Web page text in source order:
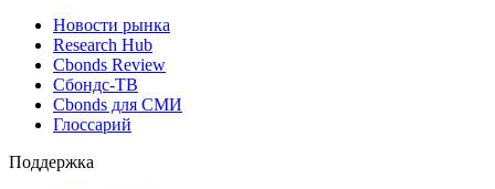
Поиск ETF & Funds
Новости и Аналитика
Новости рынка
Research Hub
Cbonds Review
Сбондс-ТВ